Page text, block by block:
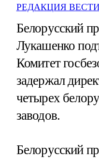
РЕДАКЦИЯ
Белорусский
Лукашенко
Комитет
задержал
четырех
заводов.
Белорусский